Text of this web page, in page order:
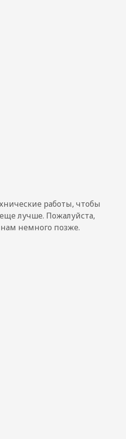
работы, чтобы
лучше. Пожалуйста,
нам немного позже.